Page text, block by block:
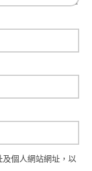
個人網站網址，以